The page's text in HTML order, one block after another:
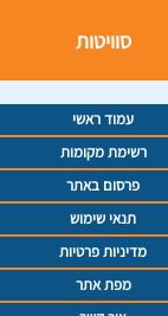
סוויטות
עמוד ראשי
רשימת מקומות
פרסום באתר
תנאי שימוש
מדיניות פרטיות
מפת אתר